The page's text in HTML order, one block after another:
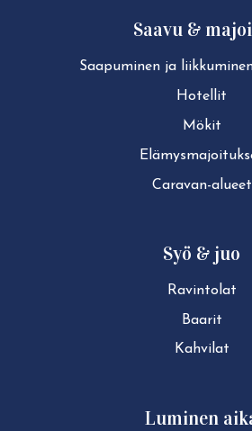
Saavu &
Saapuminen ja
Hotellit
Mökit
Caravan-alueet
Syö & juo
Ravintolat
Baarit
Kahvilat
Luminen